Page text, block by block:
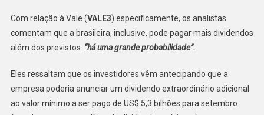
Com relação à Vale (VALE3) especificamente, os analistas
comentam que a brasileira, inclusive, pode pagar mais dividendos
além dos previstos: “há uma grande probabilidade”.
Eles ressaltam que os investidores vêm antecipando que a
empresa poderia anunciar um dividendo extraordinário adicional
ao valor mínimo a ser pago de US$ 5,3 bilhões para setembro